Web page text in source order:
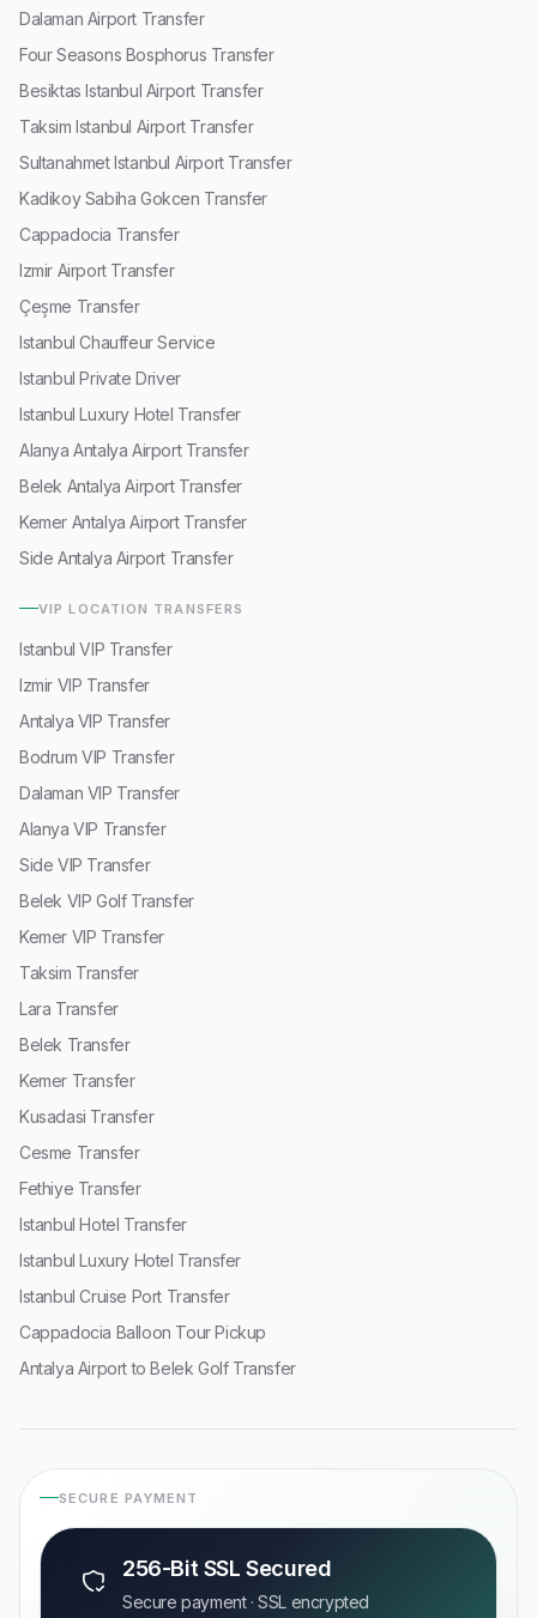
Dalaman Airport Transfer
Four Seasons Bosphorus Transfer
Besiktas Istanbul Airport Transfer
Taksim Istanbul Airport Transfer
Sultanahmet Istanbul Airport Transfer
Kadikoy Sabiha Gokcen Transfer
Cappadocia Transfer
Izmir Airport Transfer
Çeşme Transfer
Istanbul Chauffeur Service
Istanbul Private Driver
Istanbul Luxury Hotel Transfer
Alanya Antalya Airport Transfer
Belek Antalya Airport Transfer
Kemer Antalya Airport Transfer
Side Antalya Airport Transfer
VIP LOCATION TRANSFERS
Istanbul VIP Transfer
Izmir VIP Transfer
Antalya VIP Transfer
Bodrum VIP Transfer
Dalaman VIP Transfer
Alanya VIP Transfer
Side VIP Transfer
Belek VIP Golf Transfer
Kemer VIP Transfer
Taksim Transfer
Lara Transfer
Belek Transfer
Kemer Transfer
Kusadasi Transfer
Cesme Transfer
Fethiye Transfer
Istanbul Hotel Transfer
Istanbul Luxury Hotel Transfer
Istanbul Cruise Port Transfer
Cappadocia Balloon Tour Pickup
Antalya Airport to Belek Golf Transfer
SECURE PAYMENT
256-Bit SSL Secured
Secure payment · SSL encrypted